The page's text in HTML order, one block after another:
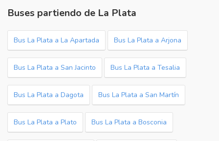
Buses partiendo de La Plata
Bus La Plata a La Apartada Bus La Plata a Arjona
Bus La Plata a San Jacinto Bus La Plata a Tesalia
Bus La Plata a Dagota Bus La Plata a San Martín
Bus La Plata a Plato Bus La Plata a Bosconia